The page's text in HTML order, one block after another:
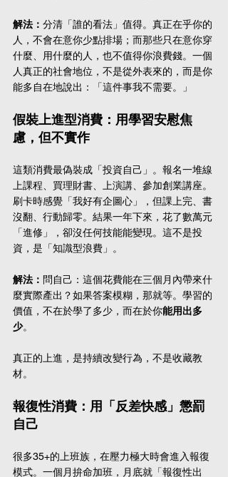
解法： 分清「誰的看法」值得。真正在乎你的
人，不會在意你少點排場；而那些只在意你穿
什麼、用什麼的人，也不值得你浪費錢。一個
人真正的社會地位，不是從外表來的，而是你
能多自在地說出：「這件事我不需要。」
假裝上進型消費：用學習安慰焦
慮，但不實作
這類消費最偽裝成「投資自己」。報名一堆線
上課程、買理財書、上演講、參加創業講座。
刷卡時感覺「我好有企圖心」，但課上完、書
沒翻、行動歸零。結果一年下來，花了數萬元
「進修」，卻沒任何技能能變現。這不是投
資，是「知識型浪費」。
解法： 問自己：這個花費能在三個月內帶來什
麼實際產出？如果答案模糊，那就等。學習的
價值，不在於學了多少，而在於你能用出多
少。
真正的上進，是持續改變行為，不是收藏教
材。
報復性消費：用「反差快感」懲罰
自己
很多35+的上班族，在壓力極大時會進入報復
模式。一個月拚命加班，月底就「報復性出